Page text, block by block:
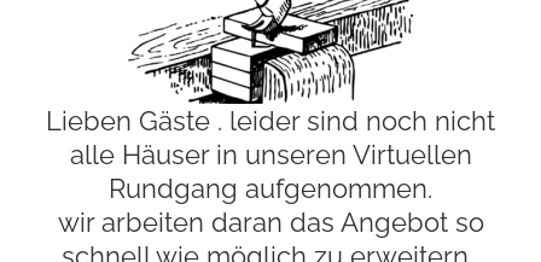
Lieben Gäste . leider sind noch nicht
alle Häuser in unseren Virtuellen
Rundgang aufgenommen.
wir arbeiten daran das Angebot so